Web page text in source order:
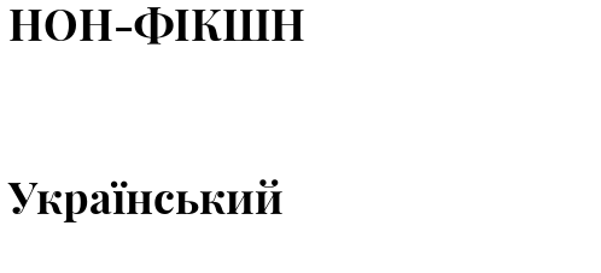
НОН-ФІКШН
Український